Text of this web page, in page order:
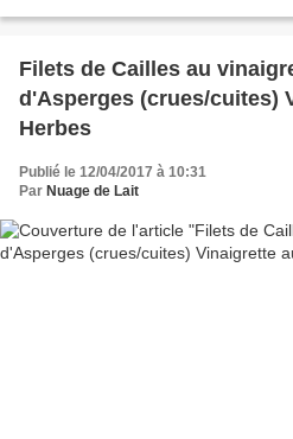
Filets de Cailles au
d'Asperges (crues/cuites)
Herbes
Publié le 12/04/2017 à 10:31
Par Nuage de Lait